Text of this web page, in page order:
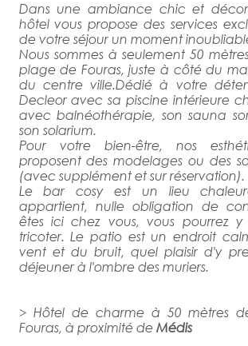
Dans une ambiance chic et
hôtel vous propose des services
de votre séjour un moment
Nous sommes à seulement 50
plage de Fouras, juste à côté du
du centre ville.Dédié à votre
Decleor avec sa piscine intérieure
avec balnéothérapie, son sauna
son solarium.
Pour votre bien-être, nos
proposent des modelages ou des
(avec supplément et sur réservation).
Le bar cosy est un lieu
appartient, nulle obligation de
êtes ici chez vous, vous pourrez
tricoter. Le patio est un endroit
vent et du bruit, quel plaisir d'y
déjeuner à l'ombre des muriers.
> Hôtel de charme à 50 mètres
Fouras, à proximité de Médis